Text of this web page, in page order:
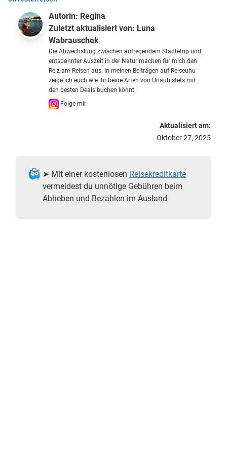
Autorin: Regina
Zuletzt aktualisiert von: Luna
Wabrauschek
Die Abwechslung zwischen aufregendem Städtetrip und
entspannter Auszeit in der Natur machen für mich den
Reiz am Reisen aus. In meinen Beiträgen auf Reiseuhu
zeige ich euch wie ihr beide Arten von Urlaub stets mit
den besten Deals buchen könnt.
Folge mir
Aktualisiert am:
Oktober 27, 2025
➤ Mit einer kostenlosen Reisekreditkarte
vermeidest du unnötige Gebühren beim
Abheben und Bezahlen im Ausland